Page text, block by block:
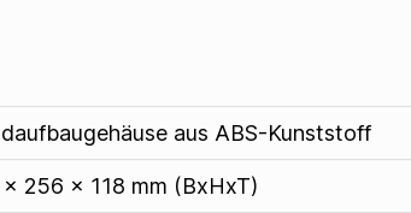
aus ABS-Kunststoff
256 x 118 mm (BxHxT)